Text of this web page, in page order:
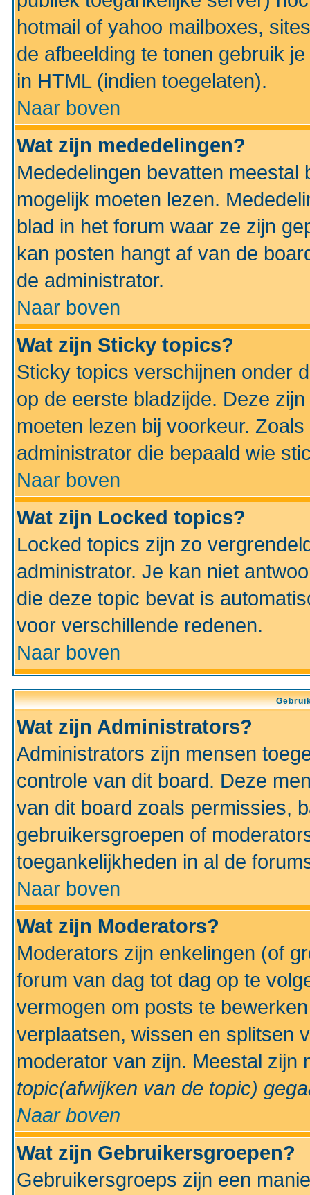
hotmail of yahoo mailboxes,
de afbeelding te tonen gebruik
in HTML (indien toegelaten).
Naar boven
Wat zijn mededelingen?
Mededelingen bevatten
mogelijk moeten lezen.
blad in het forum waar ze zijn
kan posten hangt af van de
de administrator.
Naar boven
Wat zijn Sticky topics?
Sticky topics verschijnen onder
op de eerste bladzijde. Deze
moeten lezen bij voorkeur.
administrator die bepaald wie
Naar boven
Wat zijn Locked topics?
Locked topics zijn zo
administrator. Je kan niet
die deze topic bevat is
voor verschillende redenen.
Naar boven
Wat zijn Administrators?
Administrators zijn mensen
controle van dit board. Deze
van dit board zoals permissies,
gebruikersgroepen of
toegankelijkheden in al de
Naar boven
Wat zijn Moderators?
Moderators zijn enkelingen (of
forum van dag tot dag op te
vermogen om posts te
verplaatsen, wissen en splitsen
moderator van zijn. Meestal
topic(afwijken van de topic)
Naar boven
Wat zijn Gebruikersgroepen?
Gebruikersgroeps zijn een